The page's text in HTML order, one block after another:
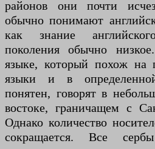
районов они почти
обычно понимают
как знание
поколения обычно
языке, который похож на
языки и в
понятен, говорят в
востоке, граничащем с
Однако количество
сокращается. Все